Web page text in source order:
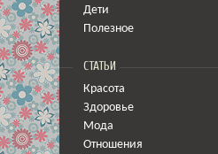
Дети
Полезное
СТАТЬИ
Красота
Здоровье
Мода
Отношения